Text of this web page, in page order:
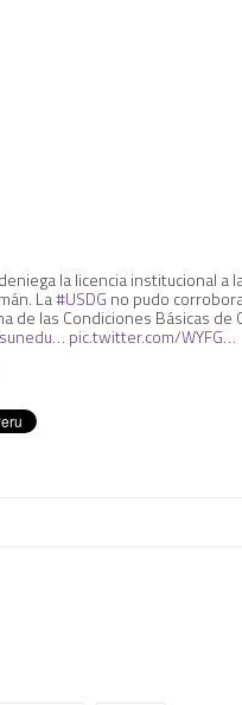
la licencia institucional a
La#USDG no pudo
de las Condiciones Básicas de
pic.twitter.com/WYFG…